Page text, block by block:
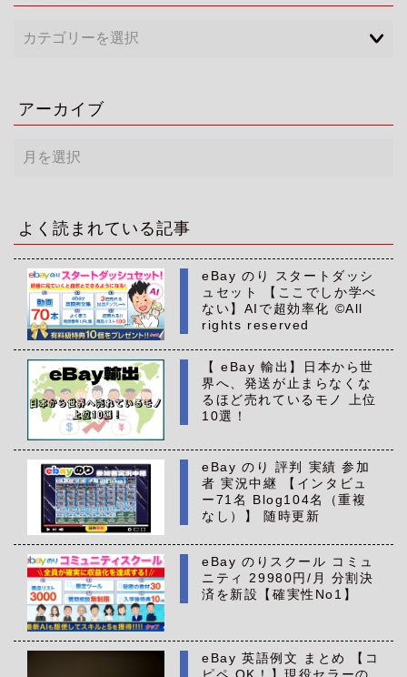
アーカイブ
ー
ブ
よく読まれている記事
eBay のり スタートダッシ
ュセット 【ここでしか学べ
ない】AIで超効率化 ©All
rights reserved
【 eBay 輸出】日本から世
界へ、発送が止まらなくな
るほど売れているモノ 上位
10選！
eBay のり 評判 実績 参加
者 実況中継 【インタビュ
ー71名 Blog104名（重複
なし）】 随時更新
eBay のりスクール コミュ
ニティ 29980円/月 分割決
済を新設【確実性No1】
eBay 英語例文 まとめ 【コ